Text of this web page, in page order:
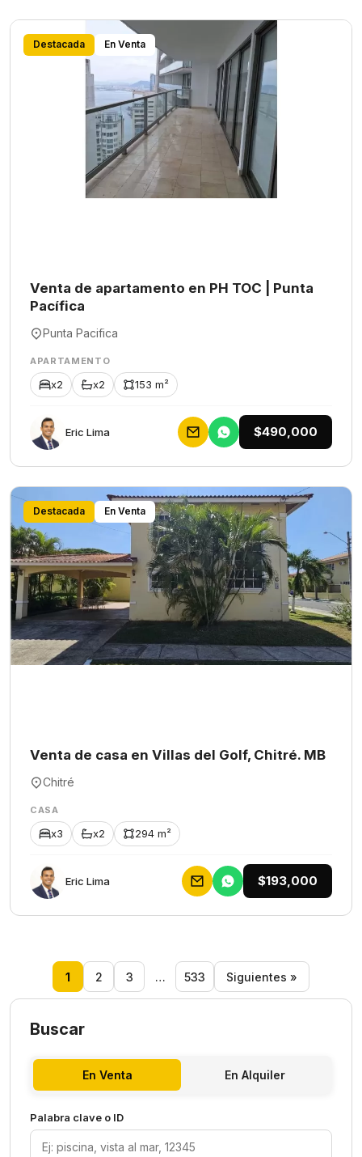
Destacada En Venta
Venta de apartamento en PH TOC | Punta
Pacífica
Punta Pacifica
APARTAMENTO
x2 x2 153 m²
Eric Lima $490,000
Destacada En Venta
Venta de casa en Villas del Golf, Chitré. MB
Chitré
CASA
x3 x2 294 m²
Eric Lima $193,000
1 2 3 … 533 Siguientes »
Buscar
En Venta En Alquiler
Palabra clave o ID